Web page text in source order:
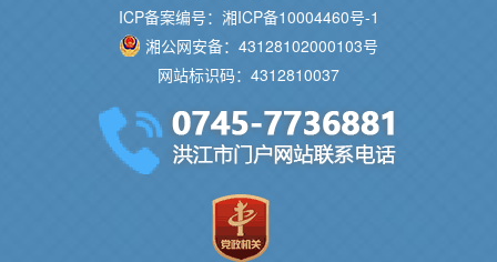
ICP备案编号：湘ICP备10004460号-1
湘公网安备：43128102000103号
网站标识码：4312810037